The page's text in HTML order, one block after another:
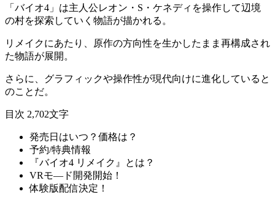
「バイオ4」は主人公レオン・S・ケネディ を操作して辺境
の村を探索していく物語が描かれる。
リメイクにあたり、原作の方向性を生かしたまま 再構成され
た物語が展開。
さらに、グラフィックや操作性が現代向けに進化していると
のことだ。
目次 2,702文字
発売日はいつ？価格は？
予約/特典情報
『バイオ4 リメイク』とは？
VRモ―ド開発開始！
体験版配信決定！